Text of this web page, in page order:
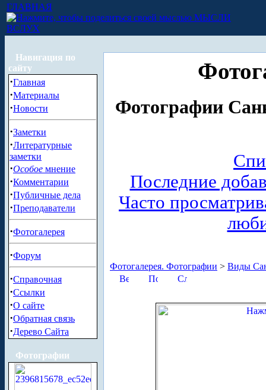
ГЛАВНАЯ
МЫСЛИ
ВСЛУХ
Навигация по
сайту
·Главная
·Материалы
·Новости
·Заметки
·Литературные
заметки
·Особое мнение
·Комментарии
·Публичные дела
·Преподаватели
·Фотогалерея
·Форум
·Справочная
·Ссылки
·О сайте
·Обратная связь
·Дерево Сайта
Фотографии
Фотографии
Последние
Часто
Фотогалерея. Фотографии > Виды